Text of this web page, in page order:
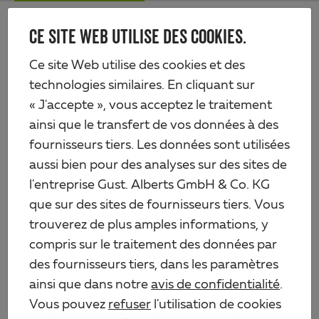
CE SITE WEB UTILISE DES COOKIES.
Ce site Web utilise des cookies et des
technologies similaires. En cliquant sur
« J'accepte », vous acceptez le traitement
ainsi que le transfert de vos données à des
fournisseurs tiers. Les données sont utilisées
aussi bien pour des analyses sur des sites de
l'entreprise Gust. Alberts GmbH & Co. KG
que sur des sites de fournisseurs tiers. Vous
trouverez de plus amples informations, y
compris sur le traitement des données par
des fournisseurs tiers, dans les paramètres
ainsi que dans notre avis de confidentialité.
Vous pouvez refuser l'utilisation de cookies
Skip
content
Alberts
Produits Quincaillerie
Ferrures pour portails en métal
Paumelle longue à souder